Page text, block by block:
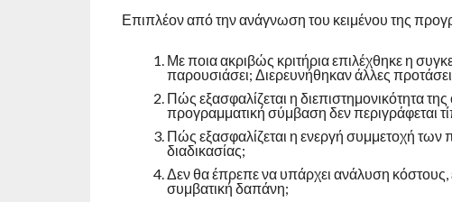
Επιπλέον από την ανάγνωση του κειμένου της
Με ποια ακριβώς κριτήρια επιλέχθηκε η
παρουσιάσει; Διερευνήθηκαν άλλες
Πώς εξασφαλίζεται η διεπιστημονικότητα
προγραμματική σύμβαση δεν περιγράφεται
Πώς εξασφαλίζεται η ενεργή συμμετοχή των
διαδικασίας;
Δεν θα έπρεπε να υπάρχει ανάλυση κόστους,
συμβατική δαπάνη;